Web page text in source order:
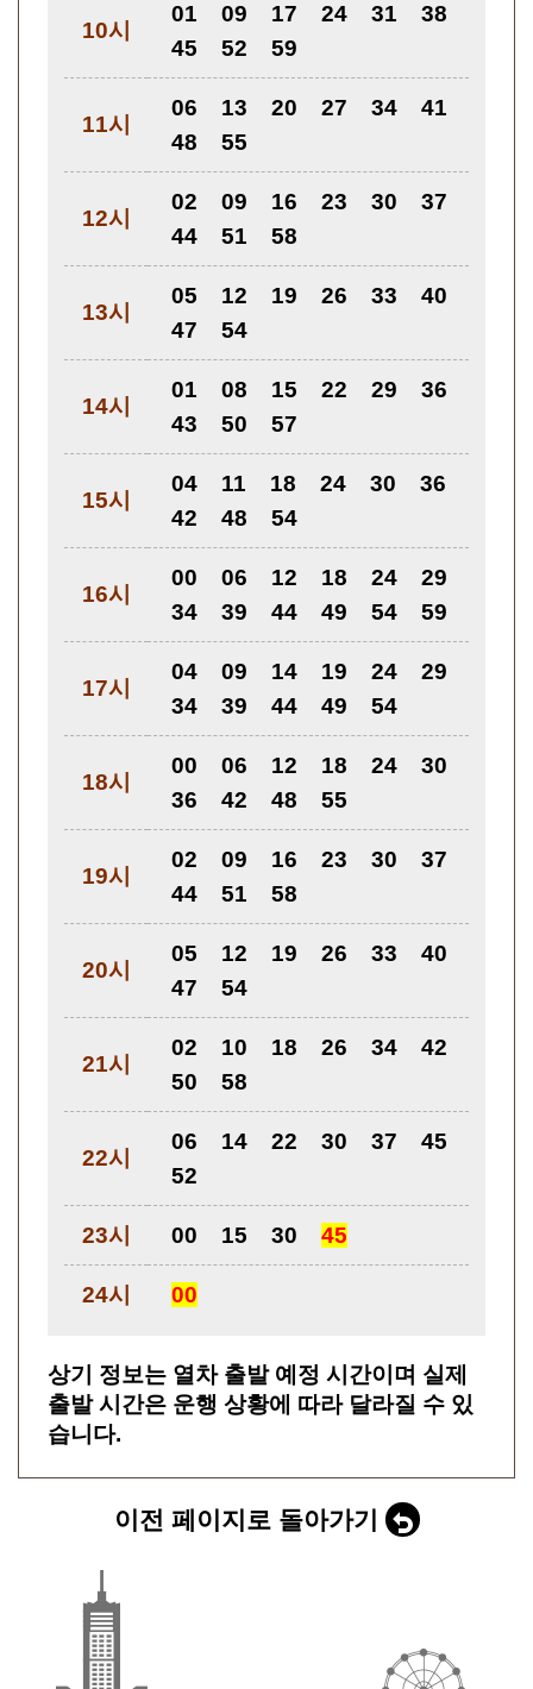
10시
01 09 17 24 31
38
45
52 59
11시
06 13 20 27 34
41
48
55
12시
02 09 16 23 30
37
44
51 58
13시
05 12 19 26 33
40
47
54
14시
01 08 15 22 29
36
43
50 57
15시
04 11 18 24 30
36
42
48 54
16시
00 06 12 18 24
29
34
39 44 49 54 59
17시
04 09 14 19 24
29
34
39 44 49 54
18시
00 06 12 18 24
30
36
42 48 55
19시
02 09 16 23 30
37
44
51 58
20시
05 12 19 26 33
40
47
54
21시
02 10 18 26 34
42
50
58
22시
06 14 22 30 37
45
52
23시 00 15 30 45
24시 00
상기 정보는 열차 출발 예정 시간이며 실제
출발 시간은 운행 상황에 따라 달라질 수 있
습니다.
이전 페이지로 돌아가기